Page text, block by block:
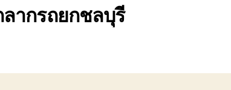
ากรถยกชลบุรี